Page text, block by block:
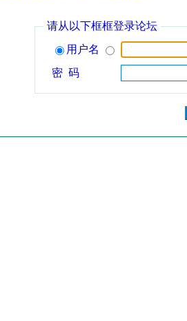
请从以下框框登录论坛
用户名
密 码